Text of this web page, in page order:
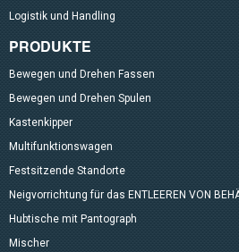
Logistik und Handling
PRODUKTE
Bewegen und Drehen Fassen
Bewegen und Drehen Spulen
Kastenkipper
Multifunktionswagen
Festsitzende Standorte
Neigvorrichtung für das ENTLEEREN VON
Hubtische mit Pantograph
Mischer